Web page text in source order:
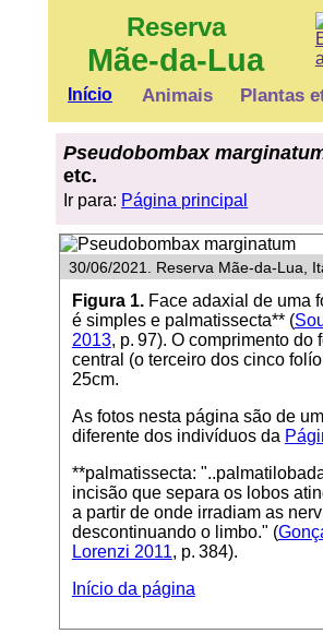
Reserva
Mãe-da-Lua
Início Animais Plantas
Pseudobombax
etc.
Ir para: Página principal
30/06/2021. Reserva Mãe-da-Lua,
Figura 1.Face adaxial de uma
é simples e palmatissecta** (
2013, p. 97). O comprimento do
central (o terceiro dos cinco
25cm.
As fotos nesta página são de
diferente dos indivíduos da
**palmatissecta:
incisão que separa os lobos
a partir de onde irradiam as
descontinuando o limbo." (
Lorenzi 2011, p. 384).
Início da página